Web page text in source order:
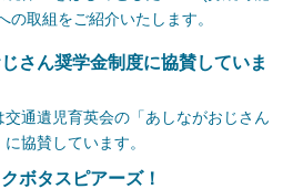
の取組をご紹介いたします。
さん奨学金制度に協賛していま
交通遺児育英会の「あしながおじさん
協賛しています。
ボタスピアーズ！